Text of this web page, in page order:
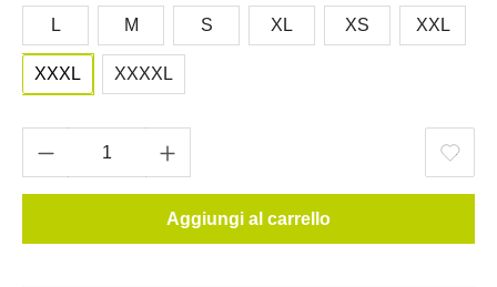
L M S XL XS XXL
XXXL XXXXL
Aggiungi al carrello